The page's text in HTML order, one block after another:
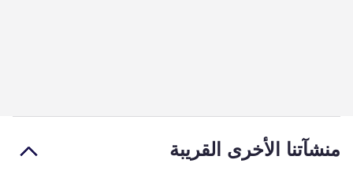
منشآتنا الأخرى القريبة